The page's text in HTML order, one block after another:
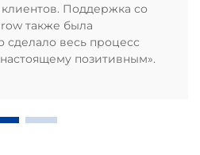
Поддержка со
также была
сделало весь процесс
позитивным».